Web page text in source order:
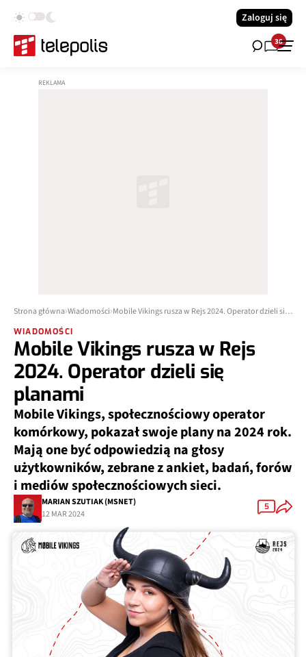
Zaloguj się
38
Strona główna Wiadomości Mobile Vikings rusza w Rejs 2024. Operator dzieli się planami
WIADOMOŚCI
Mobile Vikings rusza w Rejs
2024. Operator dzieli się
planami
Mobile Vikings, społecznościowy operator
komórkowy, pokazał swoje plany na 2024 rok.
Mają one być odpowiedzią na głosy
użytkowników, zebrane z ankiet, badań, forów
i mediów społecznościowych sieci.
MARIAN SZUTIAK (MSNET)
12 MAR 2024
5